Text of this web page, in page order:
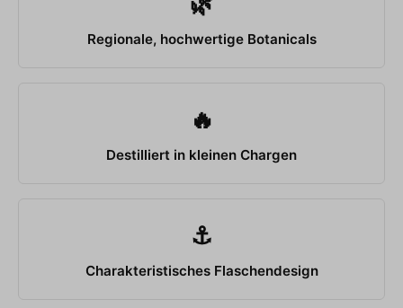
Regionale, hochwertige Botanicals
🔥
Destilliert in kleinen Chargen
⚓
Charakteristisches Flaschendesign